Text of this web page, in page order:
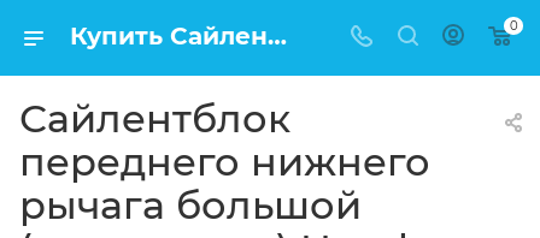
Купить Сайлентблок переднего нижнего рычага большой (полиуретан) Haval H8 (X5 RESOURCE аналог 2904340XKW09A ) в Москве по низкой цене 0
Сайлентблок
переднего нижнего
рычага большой